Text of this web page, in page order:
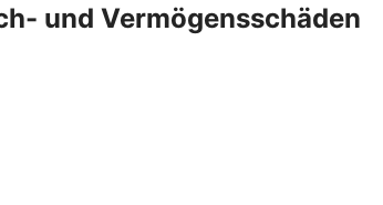
und Vermögensschäden